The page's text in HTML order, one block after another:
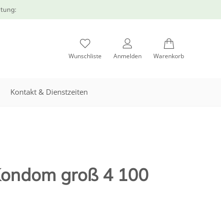
Wunschliste Anmelden Warenkorb
Kontakt & Dienstzeiten
groß 4 100